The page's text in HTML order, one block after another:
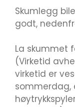
Skumlegg
godt,
La skummet
(Virketid
virketid er
sommerdag,